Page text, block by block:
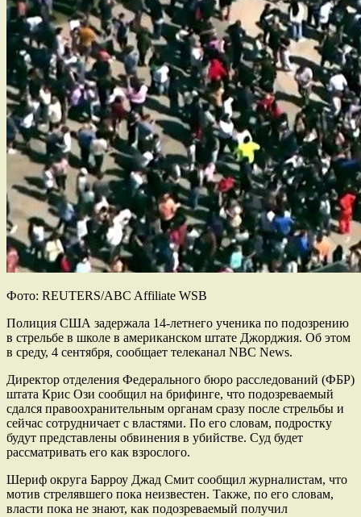
Фото: REUTERS/ABC Affiliate WSB
Полиция США задержала 14-летнего ученика по подозрению
в стрельбе в школе в американском штате Джорджия. Об этом
в среду, 4 сентября, сообщает телеканал NBC News.
Директор отделения Федерального бюро расследований (ФБР)
штата Крис Ози сообщил на брифинге, что подозреваемый
сдался правоохранительным органам сразу после стрельбы и
сейчас сотрудничает с властями. По его словам, подростку
будут представлены обвинения в убийстве. Суд будет
рассматривать его как взрослого.
Шериф округа Барроу Джад Смит сообщил журналистам, что
мотив стрелявшего пока неизвестен. Также, по его словам,
власти пока не знают, как подозреваемый получил